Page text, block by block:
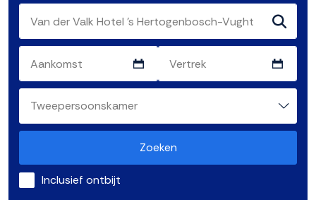
Zoeken
Inclusief ontbijt